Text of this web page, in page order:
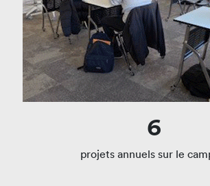
6
projets annuels sur le